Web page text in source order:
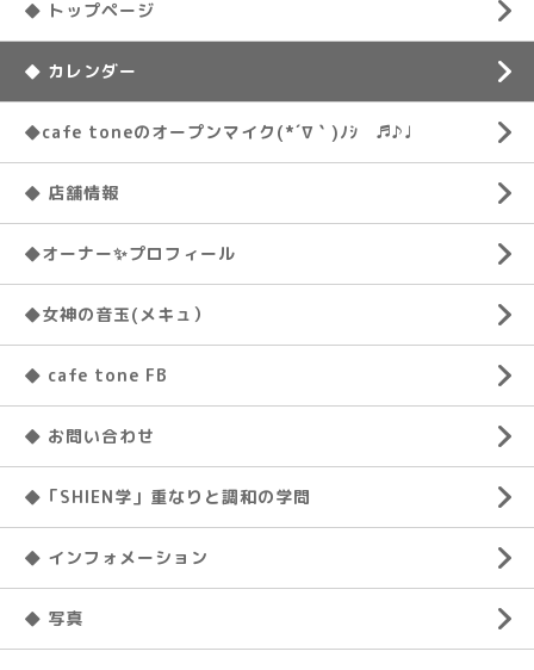
◆ トップページ
◆ カレンダー
◆cafe toneのオープンマイク(*´∇｀)ﾉｼ ♬♪♩
◆ 店舗情報
◆オーナー✨プロフィール
◆女神の音玉(メキュ）
◆ cafe tone FB
◆ お問い合わせ
◆「SHIEN学」重なりと調和の学問
◆ インフォメーション
◆ 写真